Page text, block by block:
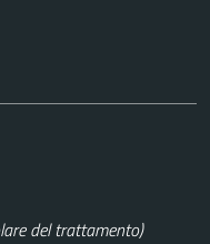
del trattamento)